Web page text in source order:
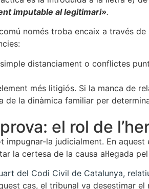
imputable al legitimari».
només troba encaix a través
distanciament o conflictes
més litigiós. Si la manca de
de la dinàmica familiar per
el rol de
la judicialment. En
la certesa de la causa al·legada
del Codi Civil de Catalunya,
cas, el tribunal va desestimar